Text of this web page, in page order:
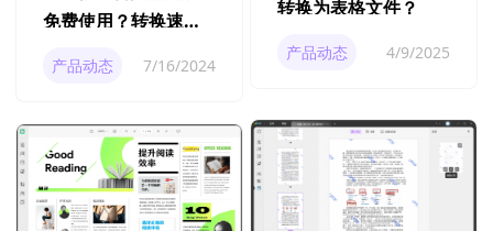
免费使用？转换速度
产品动态 7/16/2024
转换为表格文件？
产品动态 4/9/2025